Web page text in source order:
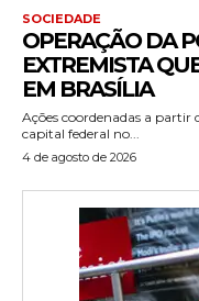
SOCIEDADE
OPERAÇÃO DA
EXTREMISTA
EM BRASÍLIA
Ações coordenadas a partir
capital federal no...
4 de agosto de 2026